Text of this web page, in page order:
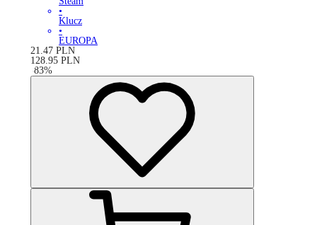
•
Klucz
•
EUROPA
21.47 PLN
128.95 PLN
-83%